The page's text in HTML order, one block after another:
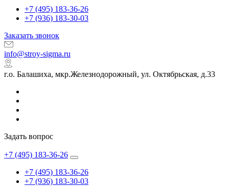
+7 (495) 183-36-26
+7 (936) 183-30-03
Заказать звонок
info@stroy-sigma.ru
г.о. Балашиха, мкр.Железнодорожный, ул. Октябрьская, д.33
Задать вопрос
+7 (495) 183-36-26
+7 (495) 183-36-26
+7 (936) 183-30-03